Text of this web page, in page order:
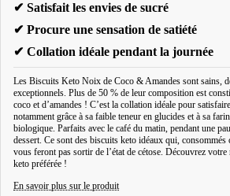
✔ Satisfait les envies de sucré
✔ Procure une sensation de satiété
✔ Collation idéale pendant la journée
Les Biscuits Keto Noix de Coco & Amandes sont sains,
exceptionnels. Plus de 50 % de leur composition est
coco et d’amandes ! C’est la collation idéale pour
notamment grâce à sa faible teneur en glucides et à sa
biologique. Parfaits avec le café du matin, pendant une
dessert. Ce sont des biscuits keto idéaux qui, consommés
vous feront pas sortir de l’état de cétose. Découvrez
keto préférée !
En savoir plus sur le produit